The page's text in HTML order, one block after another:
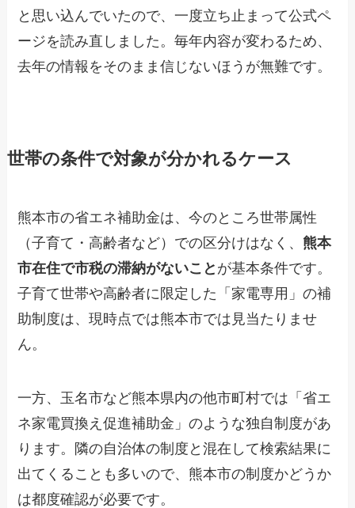
と思い込んでいたので、一度立ち止まって公式ペ
ージを読み直しました。毎年内容が変わるため、
去年の情報をそのまま信じないほうが無難です。
世帯の条件で対象が分かれるケース
熊本市の省エネ補助金は、今のところ世帯属性
（子育て・高齢者など）での区分けはなく、 熊本
市在住で市税の滞納がないこと が基本条件です。
子育て世帯や高齢者に限定した「家電専用」の補
助制度は、現時点では熊本市では見当たりませ
ん。
一方、玉名市など熊本県内の他市町村では「省エ
ネ家電買換え促進補助金」のような独自制度があ
ります。隣の自治体の制度と混在して検索結果に
出てくることも多いので、熊本市の制度かどうか
は都度確認が必要です。